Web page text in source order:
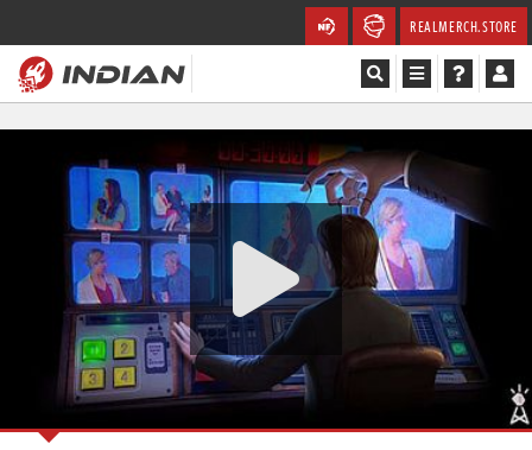
REALMERCH.STORE
Recenze
Soutěže
Databáze
Komunita